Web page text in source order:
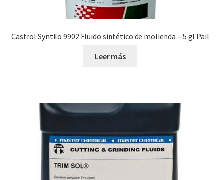
Castrol Syntilo 9902 Fluido sintético de molienda – 5 gl Pail
Leer más